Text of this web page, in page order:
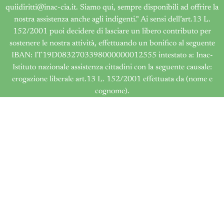
quiidiritti@inac-cia.it. Siamo qui, sempre disponibili ad offrire la
nostra assistenza anche agli indigenti." Ai sensi dell’art.13 L.
152/2001 puoi decidere di lasciare un libero contributo per
sostenere le nostra attività, effettuando un bonifico al seguente
IBAN: IT19D0832703398000000012555 intestato a: Inac-
Istituto nazionale assistenza cittadini con la seguente causale:
erogazione liberale art.13 L. 152/2001 effettuata da (nome e
cognome).